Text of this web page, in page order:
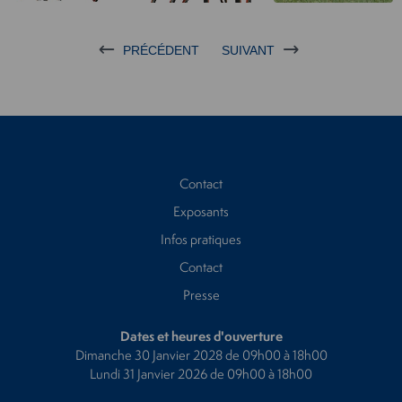
PRÉCÉDENT SUIVANT
Contact
Exposants
Infos pratiques
Contact
Presse
Dates et heures d'ouverture
Dimanche 30 Janvier 2028 de 09h00 à 18h00
Lundi 31 Janvier 2026 de 09h00 à 18h00